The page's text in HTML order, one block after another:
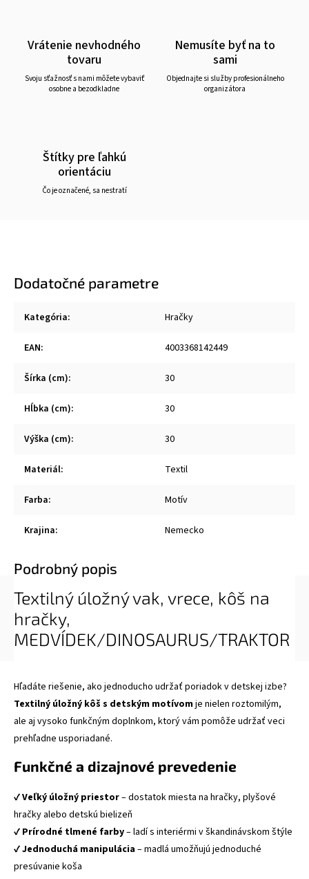
Vrátenie nevhodného
tovaru
Svoju sťažnosť s nami môžete vybaviť
osobne a bezodkladne
Nemusíte byť na to
sami
Objednajte si služby profesionálneho
organizátora
Štítky pre ľahkú
orientáciu
Čo je označené, sa nestratí
Dodatočné parametre
Kategória: Hračky
EAN: 4003368142449
Šírka (cm): 30
Hĺbka (cm): 30
Výška (cm): 30
Materiál: Textil
Farba: Motív
Krajina: Nemecko
Podrobný popis
Textilný úložný vak, vrece, kôš na
hračky,
MEDVÍDEK/DINOSAURUS/TRAKTOR
Hľadáte riešenie, ako jednoducho udržať poriadok v detskej izbe?
Textilný úložný kôš s detským motívomje nielen roztomilým,
ale aj vysoko funkčným doplnkom, ktorý vám pomôže udržať veci
prehľadne usporiadané.
Funkčné a dizajnové prevedenie
✔️Veľký úložný priestor– dostatok miesta na hračky, plyšové
hračky alebo detskú bielizeň
✔️ Prírodné tlmené farby– ladí s interiérmi v škandinávskom štýle
✔️Jednoduchá manipulácia– madlá umožňujú jednoduché
presúvanie koša